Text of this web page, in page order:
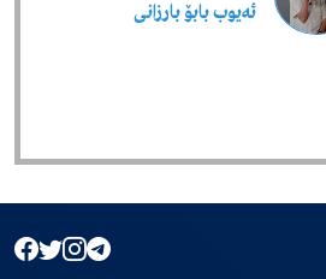
ئەیوب بابۆ بارزانی